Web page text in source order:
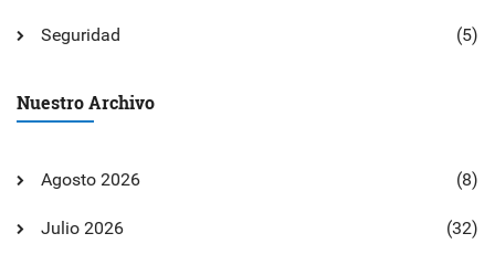
Seguridad (5)
Nuestro Archivo
Agosto 2026 (8)
Julio 2026 (32)